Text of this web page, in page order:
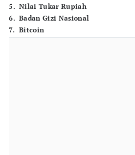
5. Nilai Tukar Rupiah
6. Badan Gizi Nasional
7. Bitcoin